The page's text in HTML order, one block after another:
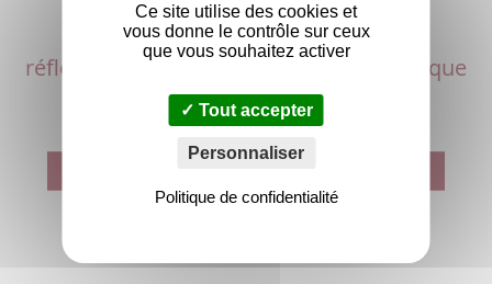
Cible rétro-
réfléchissante 20x20
Plaque
Photogrammétrique
DAMIER
Ce site utilise des cookies et
vous donne le contrôle sur ceux
que vous souhaitez activer
Tout accepter
Personnaliser
Politique de confidentialité